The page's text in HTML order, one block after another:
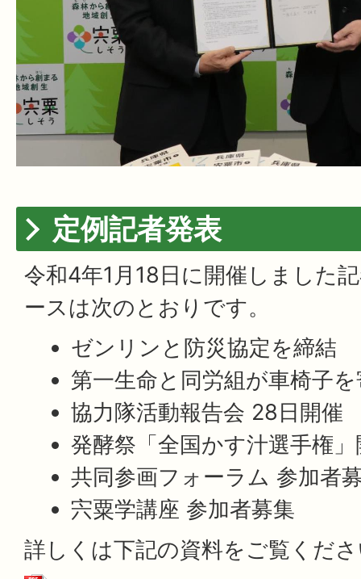
定例記者発表
令和4年1月18日に開催しました
ースは次のとおりです。
ゼンリンと防災協定を締結
第一生命と同労組が車椅子
協力隊活動報告会 28日開催
発酵祭「全国かす汁選手権」
共同参画フォーラム 参加者
宍粟学講座 参加者募集
詳しくは下記の資料をご覧くだ